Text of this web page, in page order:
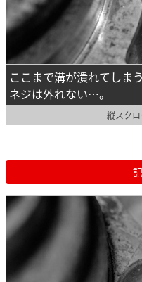
ここまで溝が潰れてしま
ネジは外れない…。
縦スク